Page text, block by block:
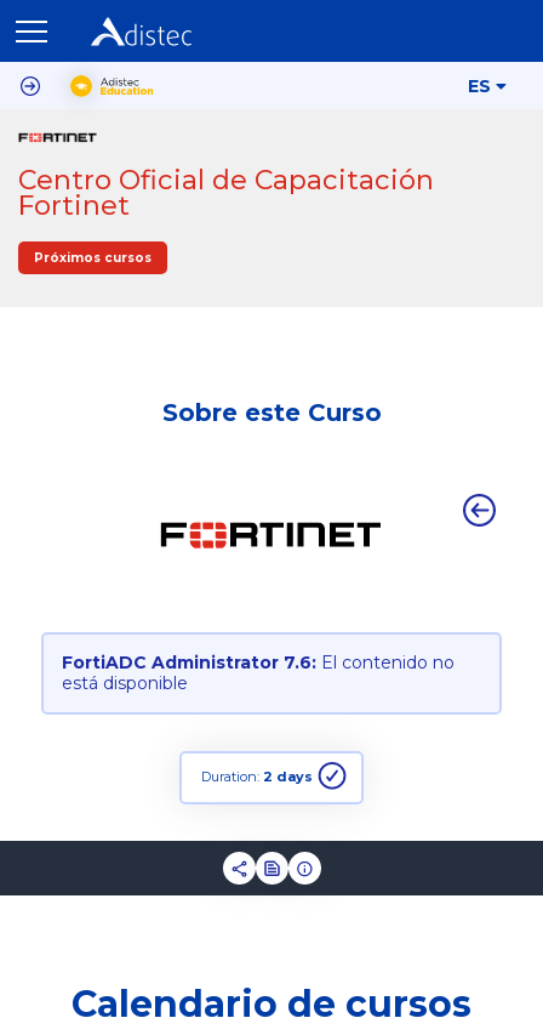
ES
Centro Oficial de Capacitación
Fortinet
Próximos cursos
Sobre este Curso
FortiADC Administrator 7.6: El contenido no
está disponible
Duration: 2 days
Calendario de cursos